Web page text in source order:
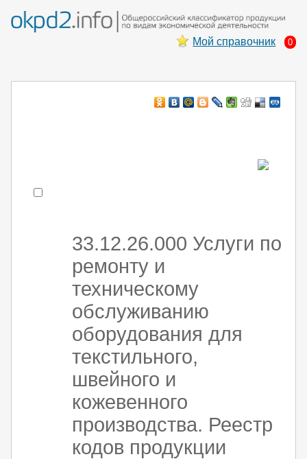
Мой справочник 0
33.12.26.000 Услуги по
ремонту и
техническому
обслуживанию
оборудования для
текстильного,
швейного и
кожевенного
производства. Реестр
кодов продукции